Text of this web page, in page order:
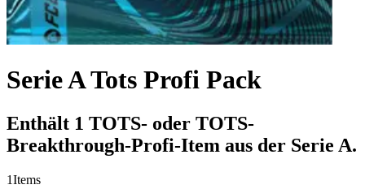
Serie A Tots Profi Pack
Enthält 1 TOTS- oder TOTS-
Breakthrough-Profi-Item aus der Serie A.
1Items